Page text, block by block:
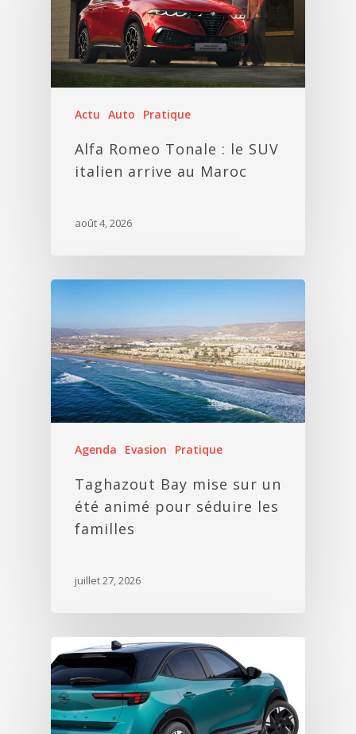
Actu Auto Pratique
Alfa Romeo Tonale : le SUV
italien arrive au Maroc
août 4, 2026
Agenda Evasion Pratique
Taghazout Bay mise sur un
été animé pour séduire les
familles
juillet 27, 2026